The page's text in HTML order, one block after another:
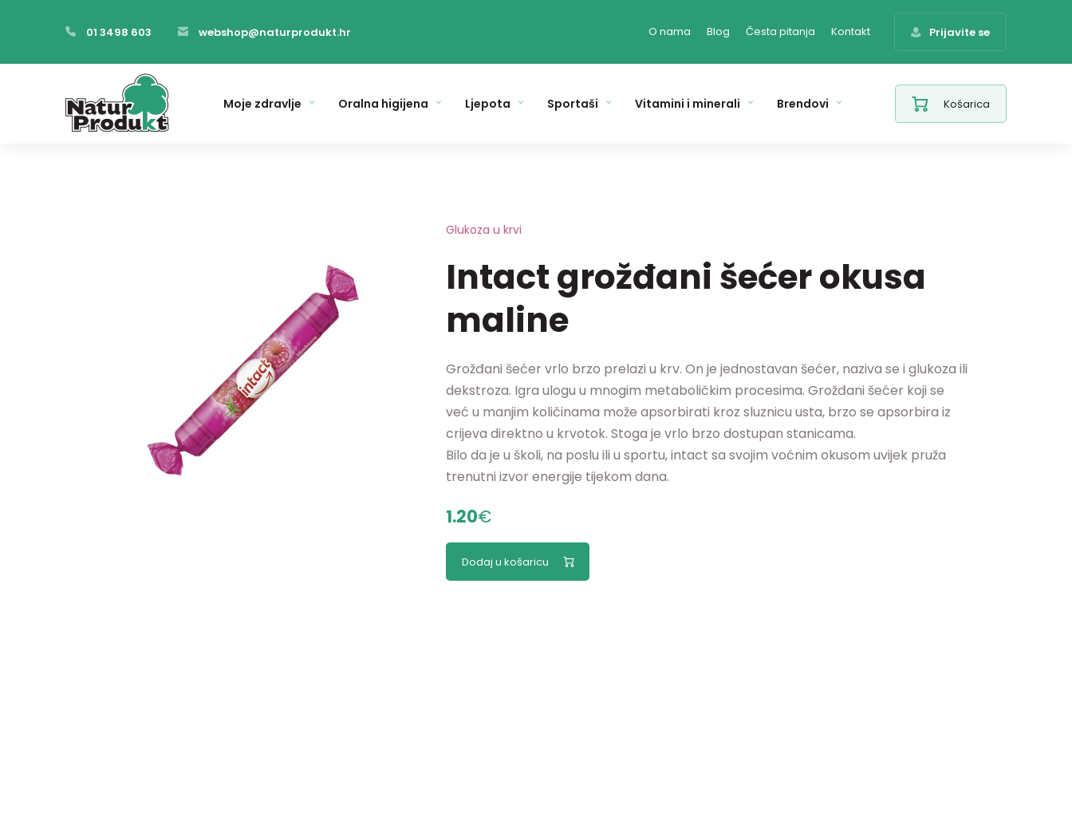
01 3498 603 webshop@naturprodukt.hr O nama Blog Česta pitanja Kontakt Prijavite se
Moje zdravlje Oralna higijena Ljepota Sportaši Vitamini i minerali Brendovi Košarica
Glukoza u krvi
Intact grožđani šećer okusa
maline
Grožđani šećer vrlo brzo prelazi u krv. On je jednostavan šećer, naziva se i glukoza ili
dekstroza. Igra ulogu u mnogim metaboličkim procesima. Grožđani šećer koji se
već u manjim količinama može apsorbirati kroz sluznicu usta, brzo se apsorbira iz
crijeva direktno u krvotok. Stoga je vrlo brzo dostupan stanicama.
Bilo da je u školi, na poslu ili u sportu, intact sa svojim voćnim okusom uvijek pruža
trenutni izvor energije tijekom dana.
1.20€
Dodaj u košaricu